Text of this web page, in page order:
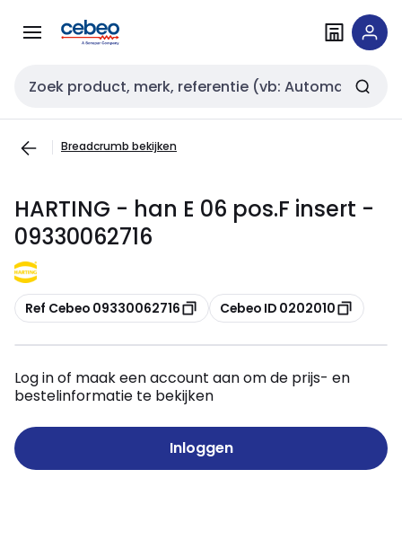
naar
naar
Zoekveld invoer
Breadcrumb bekijken
HARTING - han E 06 pos.F insert -
09330062716
Kopiëren
Ref Cebeo 09330062716 Kopiëren
Cebeo ID 0202010
Log in of maak een account aan om de prijs- en
bestelinformatie te bekijken
Inloggen